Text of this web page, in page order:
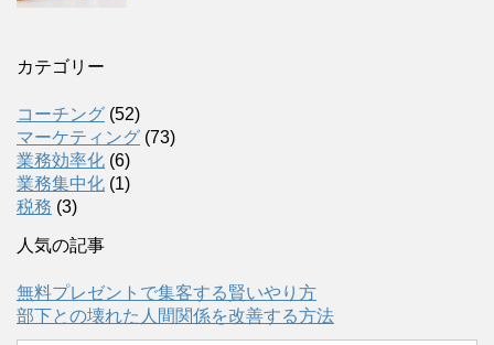
カテゴリー
コーチング (52)
マーケティング (73)
業務効率化 (6)
業務集中化 (1)
税務 (3)
人気の記事
無料プレゼントで集客する賢いやり方
部下との壊れた人間関係を改善する方法